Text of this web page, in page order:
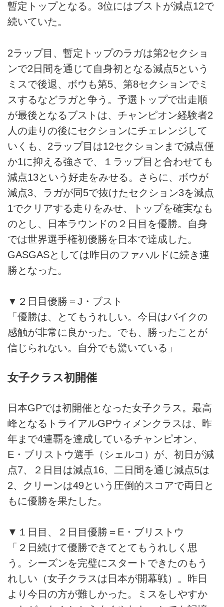
暫定トップとなる。3位にはブストが減点12で
続いていた。
2ラップ目、暫定トップのラガは第2セクショ
ンで2日間を通じて自身初となる減点5という
ミスで後退、ボウも第5、第8セクションでミ
スするなどラガと争う。予選トップで出走順
が最後となるブストは、チャンピオン経験者2
人の走りの後にセクションにチェレンジして
いくも、2ラップ目は12セクションまで減点僅
か1に抑える強さで、１ラップ目と合わせても
減点13という好走をみせる。さらに、ボウが
減点3、ラガが同5で抜けたセクション3を減点
1でクリアする走りをみせ、トップを確実なも
のとし、日本ラウンドの２日目を優勝。自身
では世界選手権初優勝を日本で達成した。
GASGASとしては昨日のファハルドに続き連
勝となった。
▼２日目優勝＝J・ブスト
「優勝は、とてもうれしい。今日はバイクの
感触が非常に良かった。でも、勝ったことが
信じられない。自分でも驚いている」
女子クラス初開催
日本GPでは初開催となった女子クラス。最高
峰となるトライアルGPウィメンクラスは、昨
年まで4連覇を達成しているチャンピオン、
E・ブリストウ選手（シェルコ）が、初日が減
点7、２日目は減点16、二日間を通じ減点5は
2、クリーンは49という圧倒的スコアで両日と
もに優勝を果たした。
▼１日目、２日目優勝＝E・ブリストウ
「２日続けて優勝できてとてもうれしく思
う。シーズンを完璧にスタートできたのもう
れしい（女子クラスは日本が開幕戦）。昨日
より今日の方が難しかった。ミスをしやすか